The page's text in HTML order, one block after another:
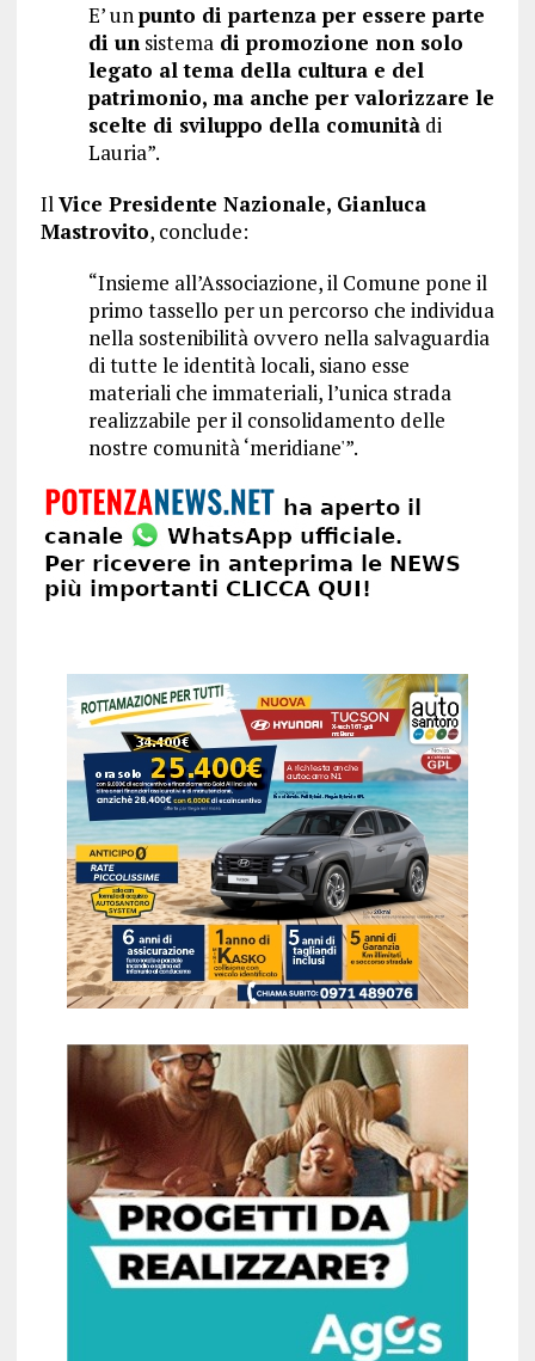
E’ unpunto di partenza per essere parte
di unsistemadi promozione non solo
legato al tema della cultura e del
patrimonio, ma anche per valorizzare le
scelte di sviluppo della comunitàdi
Lauria”.
IlVice Presidente Nazionale, Gianluca
Mastrovito, conclude:
“Insieme all’Associazione, il Comune pone il
primo tassello per un percorso che individua
nella sostenibilità ovvero nella salvaguardia
di tutte le identità locali, siano esse
materiali che immateriali, l’unica strada
realizzabile per il consolidamento delle
nostre comunità ‘meridiane'”.